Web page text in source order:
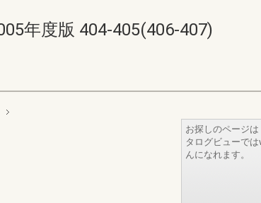
年度版 404-405(406-407)
お探しのページ
タログビューで
んになれます。